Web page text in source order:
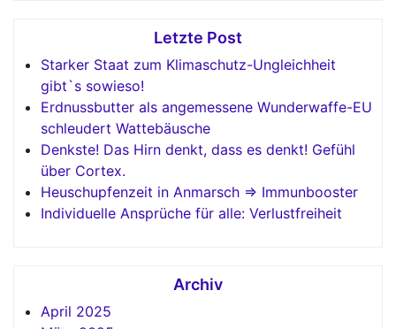
Letzte Post
Starker Staat zum Klimaschutz-Ungleichheit
gibt`s sowieso!
Erdnussbutter als angemessene Wunderwaffe-EU
schleudert Wattebäusche
Denkste! Das Hirn denkt, dass es denkt! Gefühl
über Cortex.
Heuschupfenzeit in Anmarsch => Immunbooster
Individuelle Ansprüche für alle: Verlustfreiheit
Archiv
April 2025